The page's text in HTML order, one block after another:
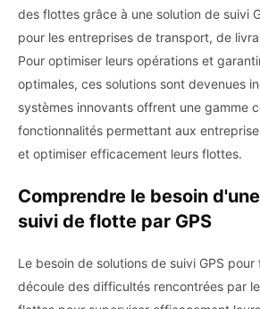
des flottes grâce à une solution de suivi
pour les entreprises de transport, de
Pour optimiser leurs opérations et
optimales, ces solutions sont devenues
systèmes innovants offrent une gamme
fonctionnalités permettant aux
et optimiser efficacement leurs flottes.
Comprendre le besoin
suivi de flotte par GPS
Le besoin de solutions de suivi GPS
découle des difficultés rencontrées par